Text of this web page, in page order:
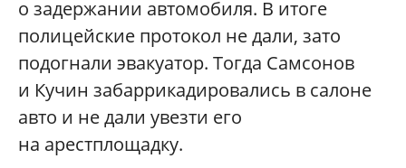
о задержании автомобиля. В итоге
полицейские протокол не дали, зато
подогнали эвакуатор. Тогда Самсонов
и Кучин забаррикадировались в салоне
авто и не дали увезти его
на арестплощадку.